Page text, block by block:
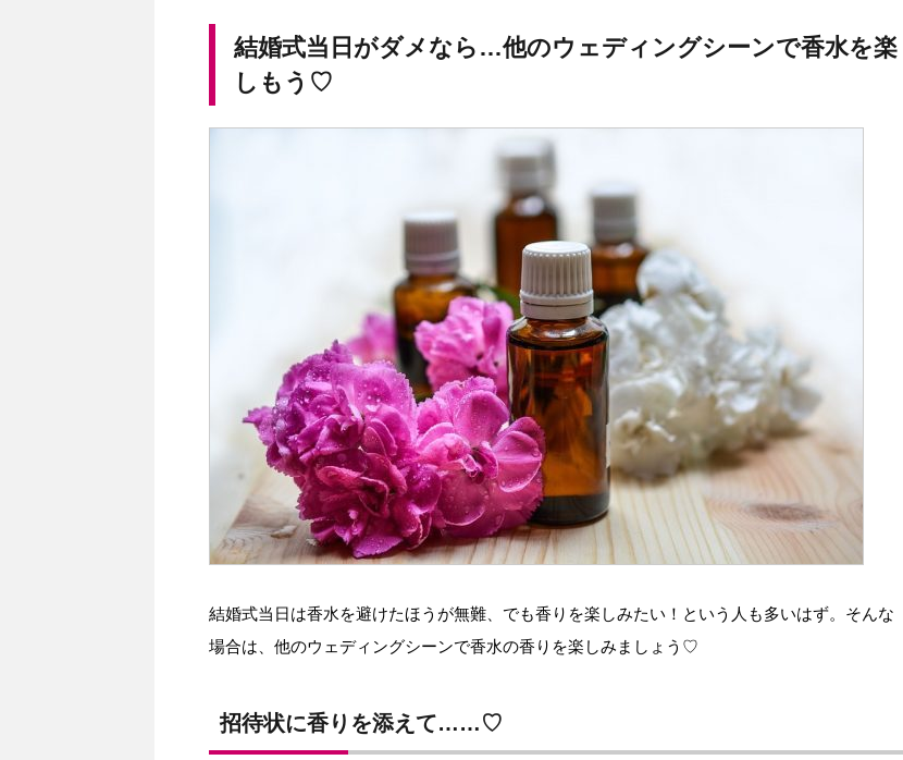
結婚式当日がダメなら…他のウェディングシーンで香水を楽
しもう♡
結婚式当日は香水を避けたほうが無難、でも香りを楽しみたい！という人も多いはず。そんな
場合は、他のウェディングシーンで香水の香りを楽しみましょう♡
招待状に香りを添えて……♡